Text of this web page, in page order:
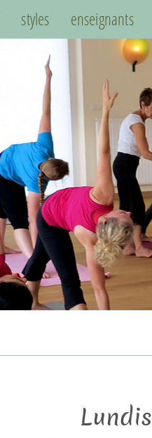
styles enseignants